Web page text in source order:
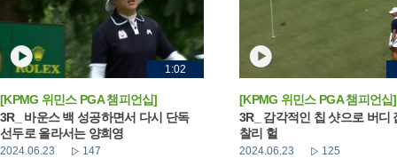
1:02
[KPMG 위민스 PGA 챔피언십]
3R_ 바운스 백 성공하면서 다시 단독
선두로 올라서는 양희영
2024.06.23 147
[KPMG 위민스 PGA 챔피언십]
3R_ 감각적인 칩 샷으로 버디
찰리 헐
2024.06.23 125